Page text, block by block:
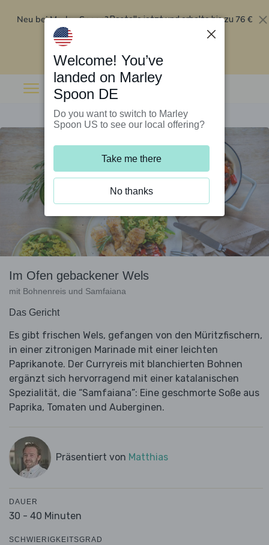
Neu bei Marley Spoon?Bestelle jetzt und erhalte bis zu 76 €
Rabatt auf deine ersten fünf Boxen
Im Ofen gebackener Wels
mit Bohnenreis und Samfaiana
Das Gericht
Es gibt frischen Wels, gefangen von den Müritzfischern,
in einer zitronigen Marinade mit einer leichten
Paprikanote. Der Curryreis mit blanchierten Bohnen
ergänzt sich hervorragend mit einer katalanischen
Spezialität, die “Samfaiana”: Eine geschmorte Soße aus
Paprika, Tomaten und Auberginen.
Präsentiert von Matthias
DAUER
30 - 40 Minuten
SCHWIERIGKEITSGRAD
Welcome! You’ve
landed on Marley
Spoon DE
Do you want to switch to Marley
Spoon US to see our local offering?
Take me there
No thanks